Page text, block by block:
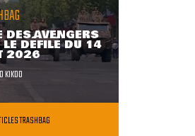
DES AVENGERS
LE DÉFILÉ DU 14
2026
KIKOO
TRASHBAG